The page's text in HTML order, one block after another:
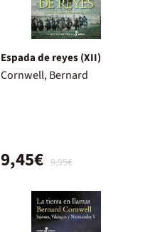
Espada de reyes (XII)
Cornwell, Bernard
9,95€
9,45€